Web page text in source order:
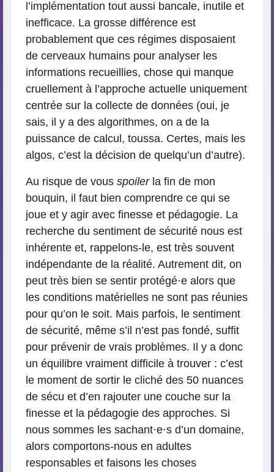
l’implémentation tout aussi bancale, inutile et
inefficace. La grosse différence est
probablement que ces régimes disposaient
de cerveaux humains pour analyser les
informations recueillies, chose qui manque
cruellement à l’approche actuelle uniquement
centrée sur la collecte de données (oui, je
sais, il y a des algorithmes, on a de la
puissance de calcul, toussa. Certes, mais les
algos, c’est la décision de quelqu’un d’autre).
Au risque de vous spoilerla fin de mon
bouquin, il faut bien comprendre ce qui se
joue et y agir avec finesse et pédagogie. La
recherche du sentiment de sécurité nous est
inhérente et, rappelons-le, est très souvent
indépendante de la réalité. Autrement dit, on
peut très bien se sentir protégé⋅e alors que
les conditions matérielles ne sont pas réunies
pour qu’on le soit. Mais parfois, le sentiment
de sécurité, même s’il n’est pas fondé, suffit
pour prévenir de vrais problèmes. Il y a donc
un équilibre vraiment difficile à trouver : c’est
le moment de sortir le cliché des 50 nuances
de sécu et d’en rajouter une couche sur la
finesse et la pédagogie des approches. Si
nous sommes les sachant⋅e⋅s d’un domaine,
alors comportons-nous en adultes
responsables et faisons les choses